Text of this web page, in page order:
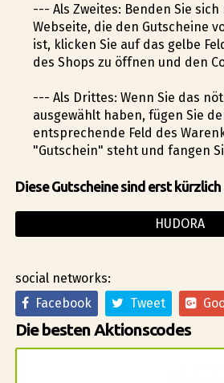
--- Als Zweites: Befinden Sie
Webseite, die den Gutscheine
ist, klicken Sie auf das gelbe
des Shops zu öffnen und den
--- Als Drittes: Wenn Sie das
ausgewählt haben, fügen Sie
entsprechende Feld des
"Gutschein" steht und fangen
Diese Gutscheine sind erst
HUDORA
social networks:
Facebook
Tweet
Die besten Aktionscodes